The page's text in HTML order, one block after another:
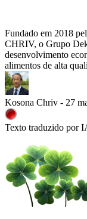
Fundado em 2018
CHRIV, o Grupo
desenvolvimento
alimentos de alta
Kosona Chriv - 27
Texto traduzido por